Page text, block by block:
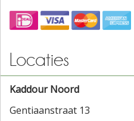
Locaties
Kaddour Noord
Gentiaanstraat 13